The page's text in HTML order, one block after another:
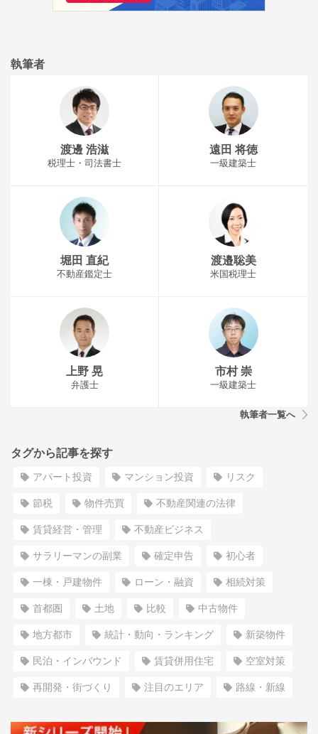
執筆者
渡邊 浩滋
税理士・司法書士
遠田 将徳
一級建築士
堀田 直紀
不動産鑑定士
渡邉聡美
米国税理士
上野 晃
弁護士
市村 崇
一級建築士
執筆者一覧へ
タグから記事を探す
アパート投資 マンション投資 リスク
節税 物件売買 不動産関連の法律
賃貸経営・管理 不動産ビジネス
サラリーマンの副業 確定申告 初心者
一棟・戸建物件 ローン・融資 相続対策
首都圏 土地 比較 中古物件
地方都市 統計・動向・ランキング 新築物件
民泊・インバウンド 賃貸併用住宅 空室対策
再開発・街づくり 注目のエリア 路線・新線